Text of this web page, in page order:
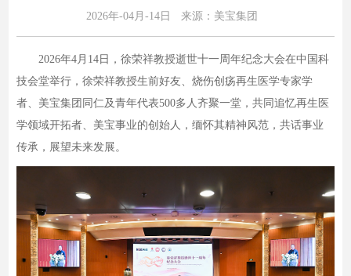
2026年-04月-14日 来源：美宝集团
2026年4月14日，徐荣祥教授逝世十一周年纪念大会在中国科
技会堂举行，徐荣祥教授生前好友、烧伤创疡再生医学专家学
者、美宝集团同仁及青年代表500多人齐聚一堂，共同追忆再生医
学领域开拓者、美宝事业的创始人，缅怀其精神风范，共话事业
传承，展望未来发展。